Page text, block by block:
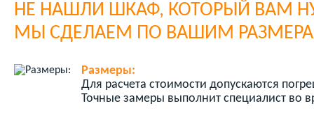
НЕ НАШЛИ ШКАФ, КОТОРЫЙ ВАМ
МЫ СДЕЛАЕМ ПО ВАШИМ
Размеры:
Для расчета стоимости допускаются
Точные замеры выполнит специалист во